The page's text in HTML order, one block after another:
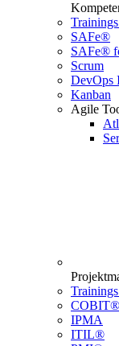
SAFe®
SAFe®
Scrum
DevOps
Kanban
Agile
COBIT®
IPMA
ITIL®